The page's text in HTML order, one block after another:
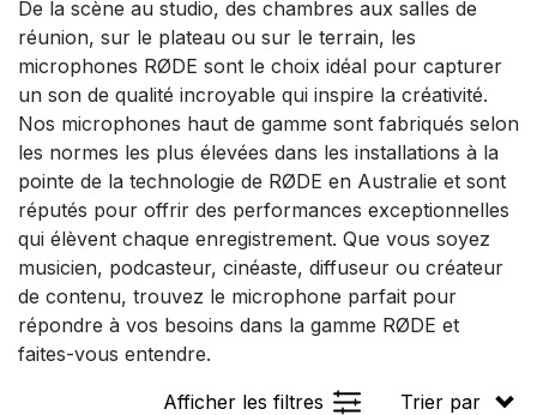
De la scène au studio, des chambres aux salles de
réunion, sur le plateau ou sur le terrain, les
microphones RØDE sont le choix idéal pour capturer
un son de qualité incroyable qui inspire la créativité.
Nos microphones haut de gamme sont fabriqués selon
les normes les plus élevées dans les installations à la
pointe de la technologie de RØDE en Australie et sont
réputés pour offrir des performances exceptionnelles
qui élèvent chaque enregistrement. Que vous soyez
musicien, podcasteur, cinéaste, diffuseur ou créateur
de contenu, trouvez le microphone parfait pour
répondre à vos besoins dans la gamme RØDE et
faites-vous entendre.
Afficher les filtres
Trier par